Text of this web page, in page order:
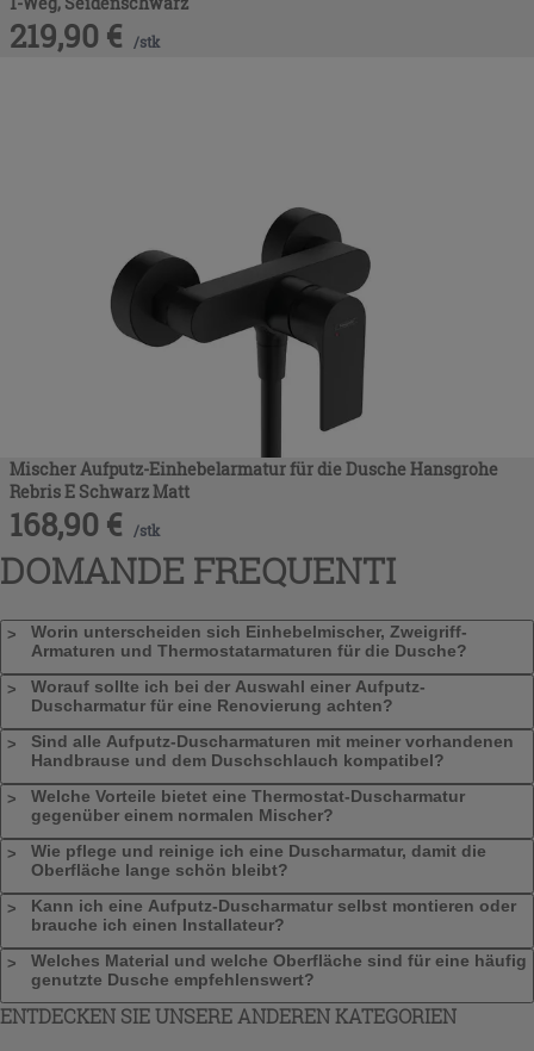
219,90 € /stk
Mischer Aufputz-Einhebelarmatur für die Dusche Hansgrohe
Rebris E Schwarz Matt
168,90 € /stk
DOMANDE FREQUENTI
Worin unterscheiden sich Einhebelmischer, Zweigriff-
Armaturen und Thermostatarmaturen für die Dusche?
Worauf sollte ich bei der Auswahl einer Aufputz-
Duscharmatur für eine Renovierung achten?
Sind alle Aufputz-Duscharmaturen mit meiner vorhandenen
Handbrause und dem Duschschlauch kompatibel?
Welche Vorteile bietet eine Thermostat-Duscharmatur
gegenüber einem normalen Mischer?
Wie pflege und reinige ich eine Duscharmatur, damit die
Oberfläche lange schön bleibt?
Kann ich eine Aufputz-Duscharmatur selbst montieren oder
brauche ich einen Installateur?
Welches Material und welche Oberfläche sind für eine häufig
genutzte Dusche empfehlenswert?
ENTDECKEN SIE UNSERE ANDEREN KATEGORIEN